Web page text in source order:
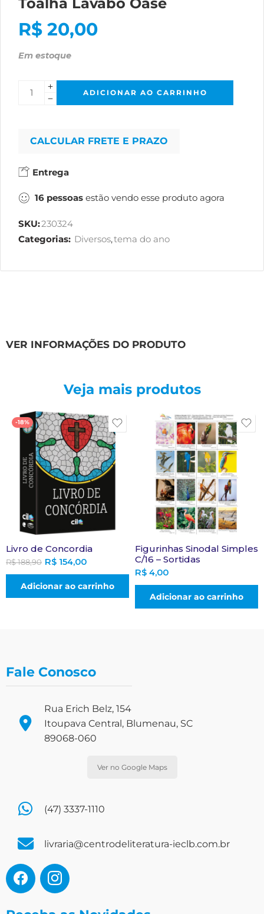
R$ 20,00
Em estoque
ADICIONAR AO CARRINHO
CALCULAR FRETE E PRAZO
Entrega
16 pessoas estão vendo esse produto agora
SKU:230324
Categorias: Diversos,tema do ano
VER INFORMAÇÕES DO PRODUTO
Veja mais produtos
-18%
Livro de Concordia
R$188,90 R$ 154,00
Adicionar ao carrinho
Figurinhas Sinodal Simples
C/16 – Sortidas
R$ 4,00
Adicionar ao carrinho
Fale Conosco
Rua Erich Belz, 154
Itoupava Central, Blumenau, SC
89068-060
Ver no Google Maps
(47) 3337-1110
livraria@centrodeliteratura-ieclb.com.br